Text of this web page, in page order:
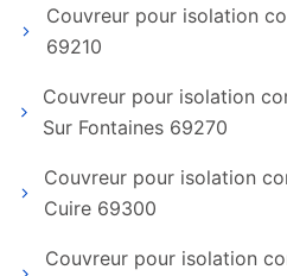
Couvreur pour isolation
69210
Couvreur pour isolation
Sur Fontaines 69270
Couvreur pour isolation
Cuire 69300
Couvreur pour isolation